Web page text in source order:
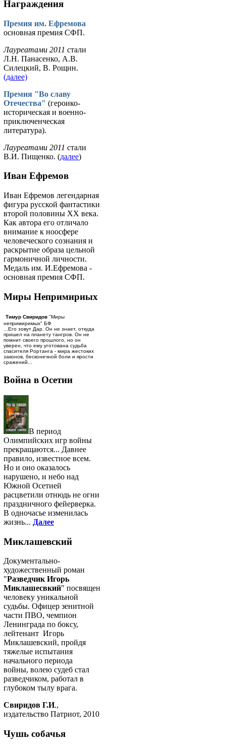
Награждения
Премия им. Ефремова
основная премия СФП.
Лауреатами 2011 стали
Л.Н. Панасенко, А.В.
Силецкий, В. Рощин.
(далее)
Премия "Во славу
Отечества" (героико-
историческая и военно-
приключенческая
литература).
Лауреатами 2011 стали
В.И. Пищенко. (далее)
Иван Ефремов
Иван Ефремов легендарная
фигура русской фантастики
второй половины ХХ века.
Как автора его отличало
внимание к ноосфере
человеческого сознания и
раскрытие образа цельной
гармоничной личности.
Медаль им. И.Ефремова -
основная премия СФП.
Миры Непримириых
Тимур Свиридов "Миры
непримиримых" БФ
...Его зовут Дар. Он не знает, откуда
пришел на планету тангров. Он не
помнит своего прошлого, но он
уверен, что ему уготована судьба
спасителя Рортанга - мира жестоких
законов, бесконечной боли и ярости
сражений...
Война в Осетии
В период
Олимпийских игр войны
прекращаются... Давнее
правило, известное всем.
Но и оно оказалось
нарушено, и небо над
Южной Осетией
расцветили отнюдь не огни
праздничного фейерверка.
В одночасье изменилась
жизнь... Далее
Миклашевский
Документально-
художественный роман
"Разведчик Игорь
Миклашесвкий" посвящен
человеку уникальной
судьбы. Офицер зенитной
части ПВО, чемпион
Ленинграда по боксу,
лейтенант Игорь
Миклашевский, пройдя
тяжелые испытания
начального периода
войны, волею судеб стал
разведчиком, работал в
глубоком тылу врага.
Свиридов Г.И.,
издательство Патриот, 2010
Чушь собачья